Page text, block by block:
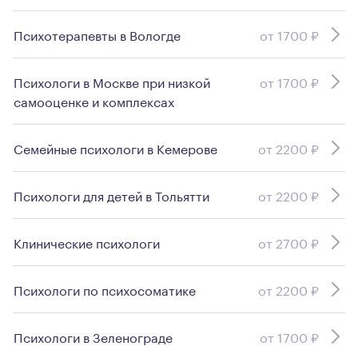
Психотерапевты в Вологде от 1700 ₽
Психологи в Москве при низкой
самооценке и комплексах
от 1700 ₽
Семейные психологи в Кемерове от 2200 ₽
Психологи для детей в Тольятти от 2200 ₽
Клинические психологи от 2700 ₽
Психологи по психосоматике от 2200 ₽
Психологи в Зеленограде от 1700 ₽